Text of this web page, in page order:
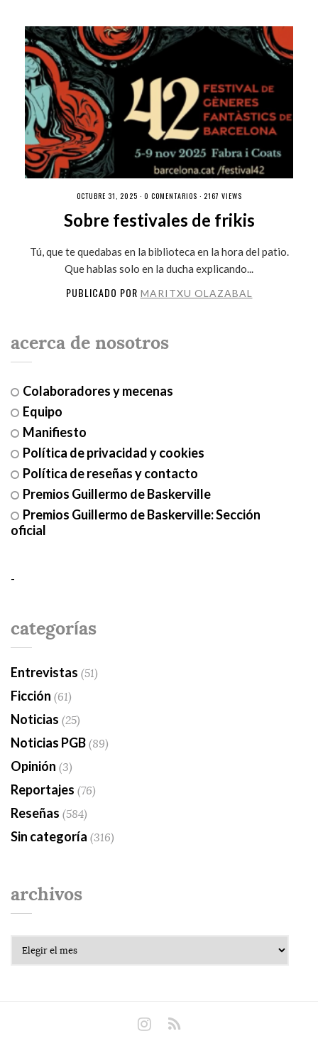
OCTUBRE 31, 2025 · 0 COMENTARIOS · 2167 VIEWS
Sobre festivales de frikis
Tú, que te quedabas en la biblioteca en la hora del patio.
Que hablas solo en la ducha explicando...
PUBLICADO POR MARITXU OLAZABAL
acerca de nosotros
Colaboradores y mecenas
Equipo
Manifiesto
Política de privacidad y cookies
Política de reseñas y contacto
Premios Guillermo de Baskerville
Premios Guillermo de Baskerville: Sección
oficial
-
categorías
Entrevistas (51)
Ficción (61)
Noticias (25)
Noticias PGB(89)
Opinión (3)
Reportajes (76)
Reseñas (584)
Sin categoría (316)
archivos